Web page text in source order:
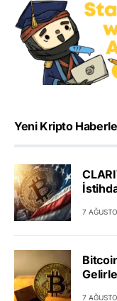
Yeni Kripto
7
7